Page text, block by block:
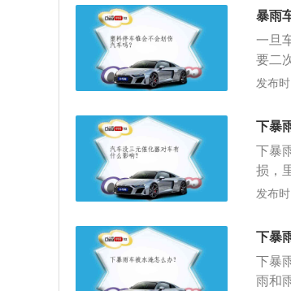
进行
车身
线
想。
用可
司提
水环
通过
暴雨
一旦
要二
险公
上，
大。
修，
要启
并协
发布
下暴
下暴
损，
闭发
水，
油、
发布
下暴
下暴
雨和